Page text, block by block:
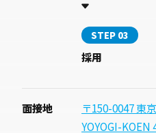
STEP 03
採用
面接地
〒150-0047 東
YOYOGI-KOEN